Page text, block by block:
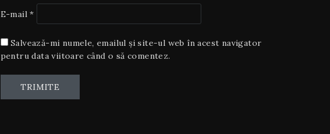
E-mail*
Salvează-mi numele, emailul și site-ul web în acest navigator
pentru data viitoare când o să comentez.